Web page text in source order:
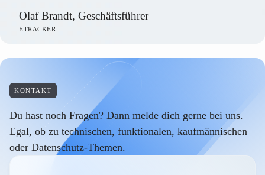
Olaf Brandt, Geschäftsführer
ETRACKER
KONTAKT
Du hast noch Fragen? Dann melde dich gerne bei uns.
Egal, ob zu technischen, funktionalen, kaufmännischen
oder Datenschutz-Themen.